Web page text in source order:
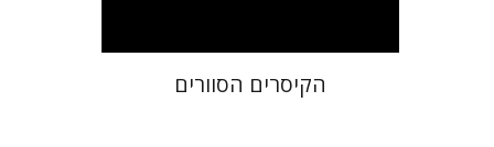
הקיסרים הסוורים